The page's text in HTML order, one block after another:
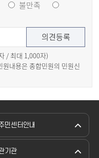
불만족
/ 최대 1,000자)
내용은 종합민원의 민원신
민센터안내
기관